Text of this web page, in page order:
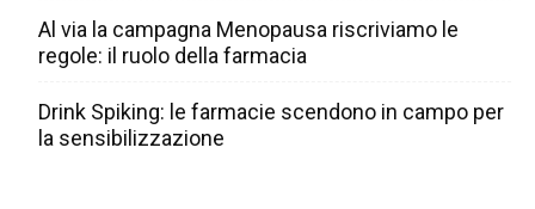
Al via la campagna Menopausa riscriviamo le
regole: il ruolo della farmacia
Drink Spiking: le farmacie scendono in campo per
la sensibilizzazione